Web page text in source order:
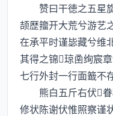
赞曰干徳之五星旋
颉歴籀开大荒兮游艺
在承平时谨毖藏兮维
其得之锦琼圅绚宸
七行外封一行面籖不
熊白五斤右伏眷
修状陈谢伏惟照察谨